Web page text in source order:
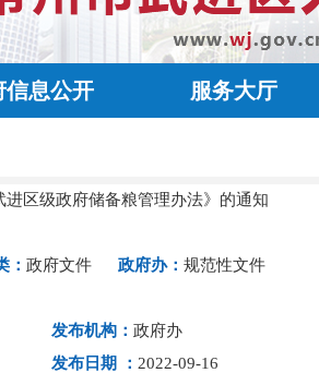
信息公开 服务大厅
区级政府储备粮管理办法》的通知
： 政府文件 政府办： 规范性文件
发布机构： 政府办
发布日期 ： 2022-09-16